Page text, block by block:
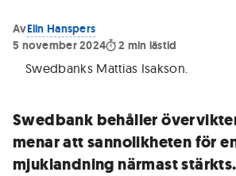
AvElin Hanspers
5 november 2024
2 min lästid
Swedbanks Mattias Isakson.
Swedbank behåller
menar att sannolikheten för
mjuklandning närmast stärkts.